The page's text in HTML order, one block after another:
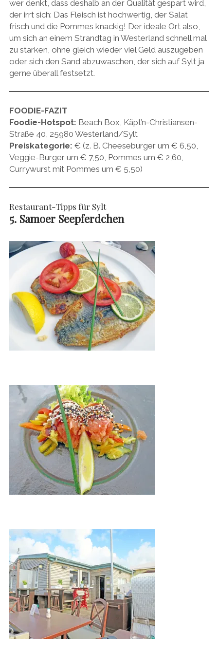
wer denkt, dass deshalb an der Qualität gespart wird,
der irrt sich: Das Fleisch ist hochwertig, der Salat
frisch und die Pommes knackig! Der ideale Ort also,
um sich an einem Strandtag in Westerland schnell mal
zu stärken, ohne gleich wieder viel Geld auszugeben
oder sich den Sand abzuwaschen, der sich auf Sylt ja
gerne überall festsetzt.
FOODIE-FAZIT
Foodie-Hotspot: Beach Box, Käpt’n-Christiansen-
Straße 40, 25980 Westerland/Sylt
Preiskategorie: € (z. B. Cheeseburger um € 6,50,
Veggie-Burger um € 7,50, Pommes um € 2,60,
Currywurst mit Pommes um € 5,50)
Restaurant-Tipps für Sylt
5. Samoer Seepferdchen